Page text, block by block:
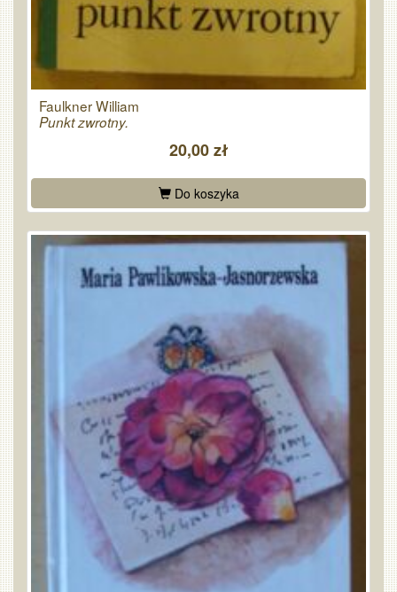
Faulkner William
Punkt zwrotny.
20,00 zł
Do koszyka